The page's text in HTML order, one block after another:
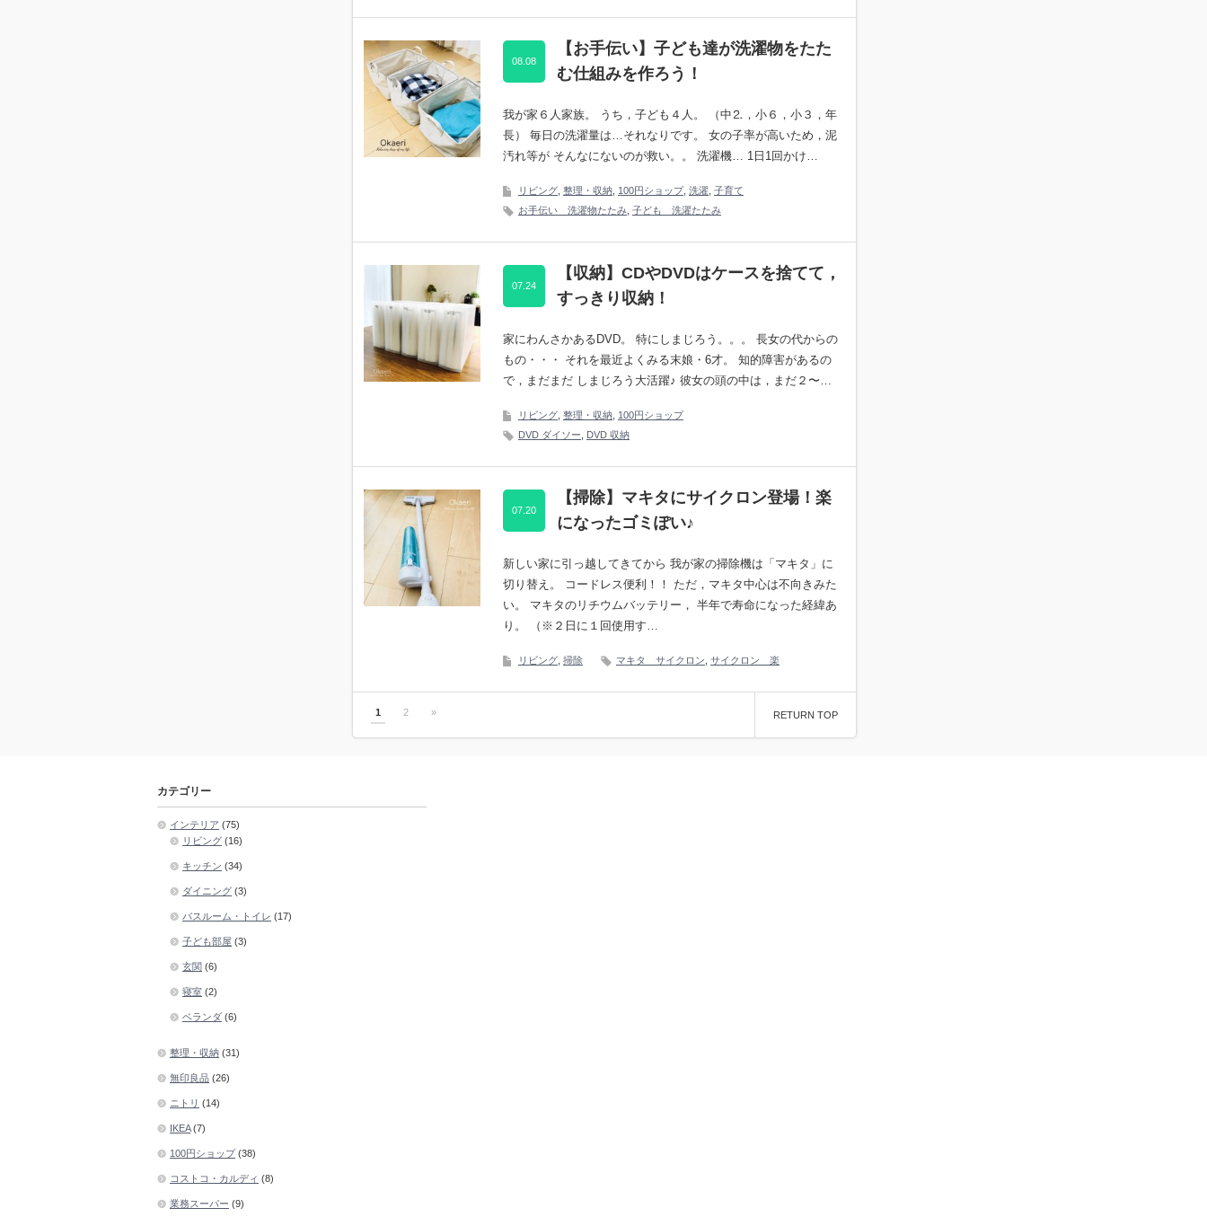
【お手伝い】子ども達が洗濯物をたた
む仕組みを作ろう！
08.08
我が家６人家族。 うち，子ども４人。 （中⒉，小６，小３，年
長） 毎日の洗濯量は…それなりです。 女の子率が高いため，泥
汚れ等が そんなにないのが救い。。 洗濯機… 1日1回かけ…
リビング 整理・収納 100円ショップ, 洗濯 子育て
お手伝い 洗濯物たたみ 子ども 洗濯たたみ
【収納】CDやDVDはケースを捨てて，
すっきり収納！
07.24
家にわんさかあるDVD。 特にしまじろう。。。 長女の代からの
もの・・・ それを最近よくみる末娘・6才。 知的障害があるの
で，まだまだ しまじろう大活躍♪ 彼女の頭の中は，まだ２〜…
リビング 整理・収納 100円ショップ
DVD ダイソー
DVD 収納
【掃除】マキタにサイクロン登場！楽
になったゴミぽい♪
07.20
新しい家に引っ越してきてから 我が家の掃除機は「マキタ」に
切り替え。 コードレス便利！！ ただ，マキタ中心は不向きみた
い。 マキタのリチウムバッテリー， 半年で寿命になった経緯あ
り。 （※２日に１回使用す…
リビング 掃除 マキタ サイクロン サイクロン 楽
1 2 » RETURN TOP
カテゴリー
インテリア (75)
リビング (16)
キッチン (34)
ダイニング (3)
バスルーム・トイレ (17)
子ども部屋 (3)
玄関 (6)
寝室 (2)
ベランダ (6)
整理・収納 (31)
無印良品 (26)
ニトリ (14)
IKEA(7)
100円ショップ(38)
コストコ・カルディ (8)
業務スーパー (9)